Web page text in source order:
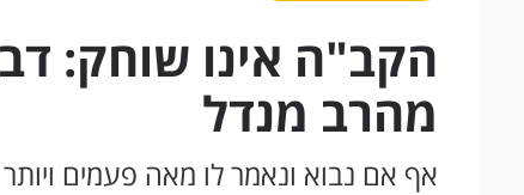
הקב"ה אינו שוחק:
מהרב מנדל
אף אם נבוא ונאמר לו מאה פעמים